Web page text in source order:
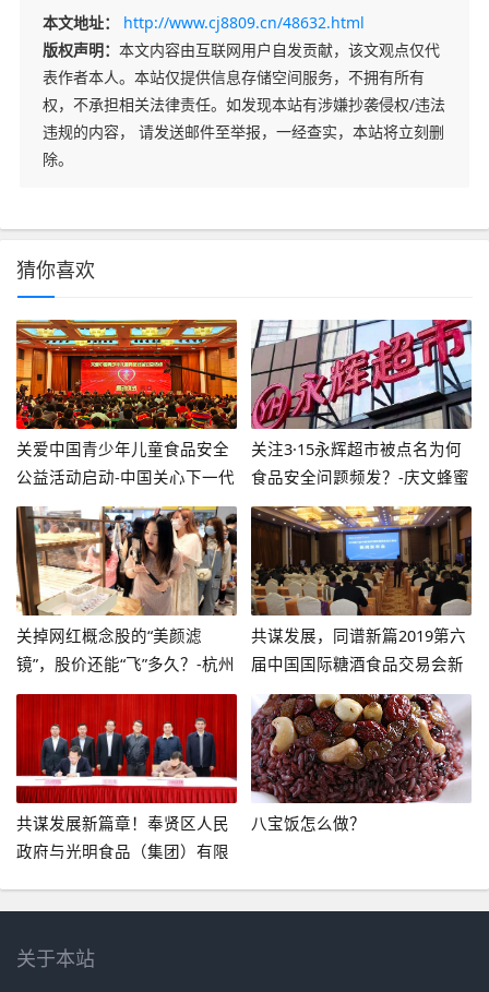
本文地址：
http://www.cj8809.cn/48632.html
版权声明： 本文内容由互联网用户自发贡献，该文观点仅代
表作者本人。本站仅提供信息存储空间服务，不拥有所有
权，不承担相关法律责任。如发现本站有涉嫌抄袭侵权/违法
违规的内容， 请发送邮件至举报，一经查实，本站将立刻删
除。
猜你喜欢
关爱中国青少年儿童食品安全
公益活动启动-中国关心下一代
健康体育基金会
关注3·15永辉超市被点名为何
食品安全问题频发？-庆文蜂蜜
多少钱
关掉网红概念股的“美颜滤
镜”，股价还能“飞”多久？-杭州
天风食品有限公司
共谋发展，同谱新篇2019第六
届中国国际糖酒食品交易会新
闻发布会在宁举办-泸州系列酒
多少参加南京糖酒会
共谋发展新篇章！奉贤区人民
政府与光明食品（集团）有限
林正广和食品有限公司
八宝饭怎么做？
关于本站